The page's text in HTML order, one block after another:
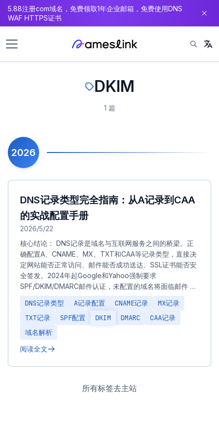
内
容
5.88注册com域名，免费领取1年企业邮箱，免费使用DNS
WAF HTTPS证书
DKIM
1 篇
2026
DNS记录类型完全指南：从A记录到CAA
的实战配置手册
2026/5/22
核心结论： DNS记录是域名与互联网服务之间的桥梁。正
确配置A、CNAME、MX、TXT和CAA等记录类型，直接决
定网站能否正常访问、邮件能否成功送达、SSL证书能否安
全签发。2024年起Google和Yahoo强制要求
SPF/DKIM/DMARC邮件认证，未配置的域名将面临邮件 …
DNS记录类型 A记录配置 CNAME记录
MX记录
TXT记录
SPF配置 DKIM DMARC
CAA记录
域名解析
阅读全文
所有标签去主站